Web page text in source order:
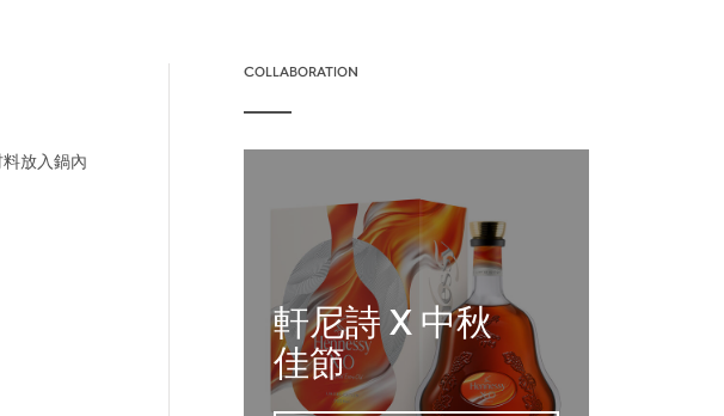
放入鍋內
COLLABORATION
軒尼詩 X 中秋
佳節